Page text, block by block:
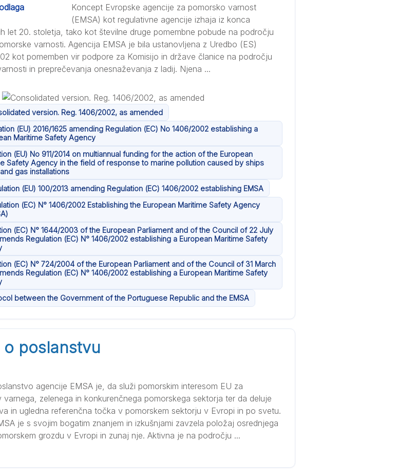
Koncept Evropske agencije za pomorsko varnost
(EMSA) kot regulativne agencije izhaja iz konca
let 20. stoletja, tako kot številne druge pomembne pobude na področju
varnosti. Agencija EMSA je bila ustanovljena z Uredbo (ES)
kot pomemben vir podpore za Komisijo in države članice na področju
in preprečevanja onesnaževanja z ladij. Njena ...
version. Reg. 1406/2002, as amended
(EU) 2016/1625 amending Regulation (EC) No 1406/2002 establishing a
Maritime Safety Agency
(EU) No 911/2014 on multiannual funding for the action of the European
Safety Agency in the field of response to marine pollution caused by ships
gas installations
(EU) 100/2013 amending Regulation (EC) 1406/2002 establishing EMSA
(EC) N° 1406/2002 Establishing the European Maritime Safety Agency
(EC) N° 1644/2003 of the European Parliament and of the Council of 22 July
Regulation (EC) N° 1406/2002 establishing a European Maritime Safety
(EC) N° 724/2004 of the European Parliament and of the Council of 31 March
Regulation (EC) N° 1406/2002 establishing a European Maritime Safety
between the Government of the Portuguese Republic and the EMSA
o poslanstvu
agencije EMSA je, da služi pomorskim interesom EU za
varnega, zelenega in konkurenčnega pomorskega sektorja ter da deluje
in ugledna referenčna točka v pomorskem sektorju v Evropi in po svetu.
je s svojim bogatim znanjem in izkušnjami zavzela položaj osrednjega
grozdu v Evropi in zunaj nje. Aktivna je na področju ...